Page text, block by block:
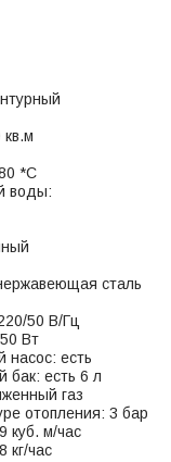
*С
воды:
сталь
50 В/Гц
Вт
насос: есть
бак: есть 6 л
газ
отопления: 3 бар
куб. м/час
кг/час